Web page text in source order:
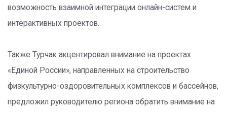
возможность взаимной интеграции онлайн-систем и
интерактивных проектов.
Также Турчак акцентировал внимание на проектах
«Единой России», направленных на строительство
физкультурно-оздоровительных комплексов и бассейнов,
предложил руководителю региона обратить внимание на